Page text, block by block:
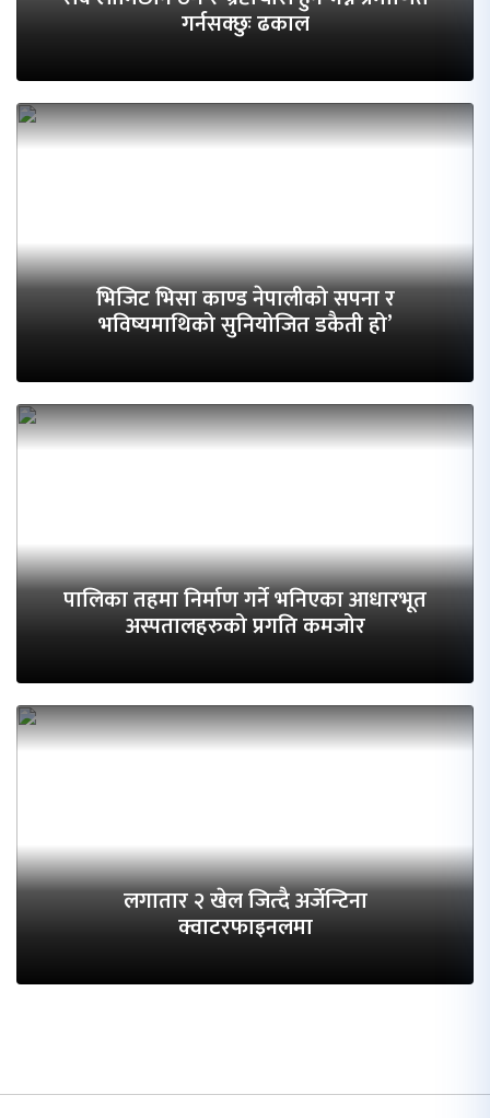
गर्नसक्छुः ढकाल
भिजिट भिसा काण्ड नेपालीको सपना र
भविष्यमाथिको सुनियोजित डकैती हो’
पालिका तहमा निर्माण गर्ने भनिएका आधारभूत
अस्पतालहरुको प्रगति कमजोर
लगातार २ खेल जित्दै अर्जेन्टिना
क्वाटरफाइनलमा